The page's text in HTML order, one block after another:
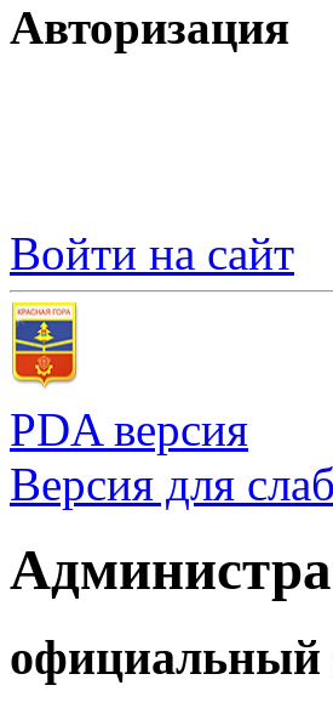
Авторизация
Войти на сайт
PDA версия
Версия для
официальный